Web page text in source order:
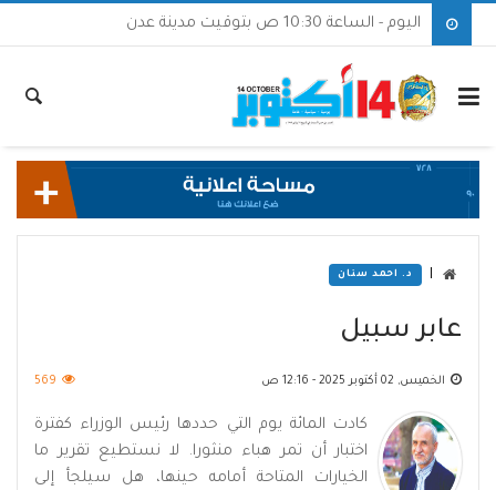
اليوم - الساعة 10:30 ص بتوقيت مدينة عدن
د. احمد سنان
عابر سبيل
الخميس, 02 أكتوبر 2025 - 12:16 ص 569
كادت المائة يوم التي حددها رئيس الوزراء كفترة
اختبار أن تمر هباء منثورا. لا نستطيع تقرير ما
الخيارات المتاحة أمامه حينها، هل سيلجأ إلى